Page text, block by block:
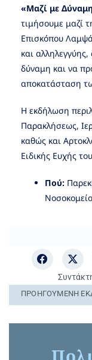
«Μαζί με
τιμήσουμε μαζί
Επισκόπου
και
δύναμη και να
αποκατάσταση
Η εκδήλωση
Παρακλήσεως,
καθώς και
Ειδικής Ευχής
Πού:
ΠΡΟΗΓΟΎΜΕΝΗ